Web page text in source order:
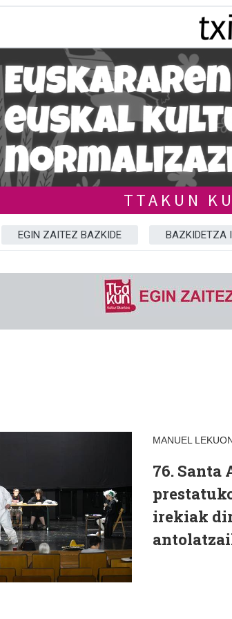
TTAKUN
EGIN ZAITEZ BAZKIDE BAZKIDETZA
MANUEL
76. Santa
irekiak